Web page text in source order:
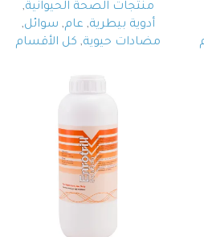
منتجات الصحة الحيوانية,
أدوية بيطرية, عام, سوائل,
مضادات حيوية, كل الأقسام